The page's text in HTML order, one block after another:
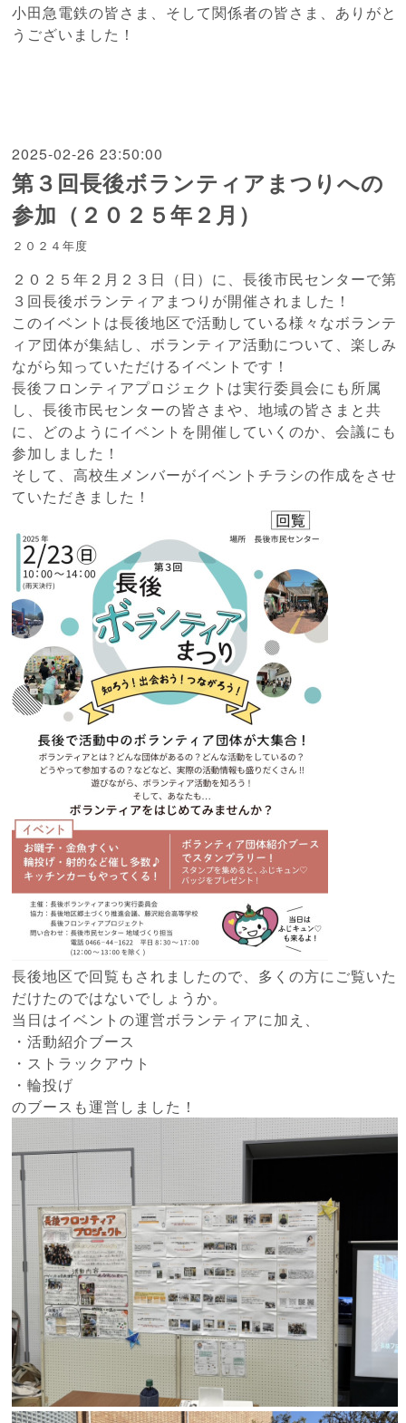
小田急電鉄の皆さま、そして関係者の皆さま、ありがと
うございました！
2025-02-26 23:50:00
第３回長後ボランティアまつりへの
参加（２０２５年２月）
２０２４年度
２０２５年２月２３日（日）に、長後市民センターで第
３回長後ボランティアまつりが開催されました！
このイベントは長後地区で活動している様々なボランテ
ィア団体が集結し、ボランティア活動について、楽しみ
ながら知っていただけるイベントです！
長後フロンティアプロジェクトは実行委員会にも所属
し、長後市民センターの皆さまや、地域の皆さまと共
に、どのようにイベントを開催していくのか、会議にも
参加しました！
そして、高校生メンバーがイベントチラシの作成をさせ
ていただきました！
長後地区で回覧もされましたので、多くの方にご覧いた
だけたのではないでしょうか。
当日はイベントの運営ボランティアに加え、
・活動紹介ブース
・ストラックアウト
・輪投げ
のブースも運営しました！